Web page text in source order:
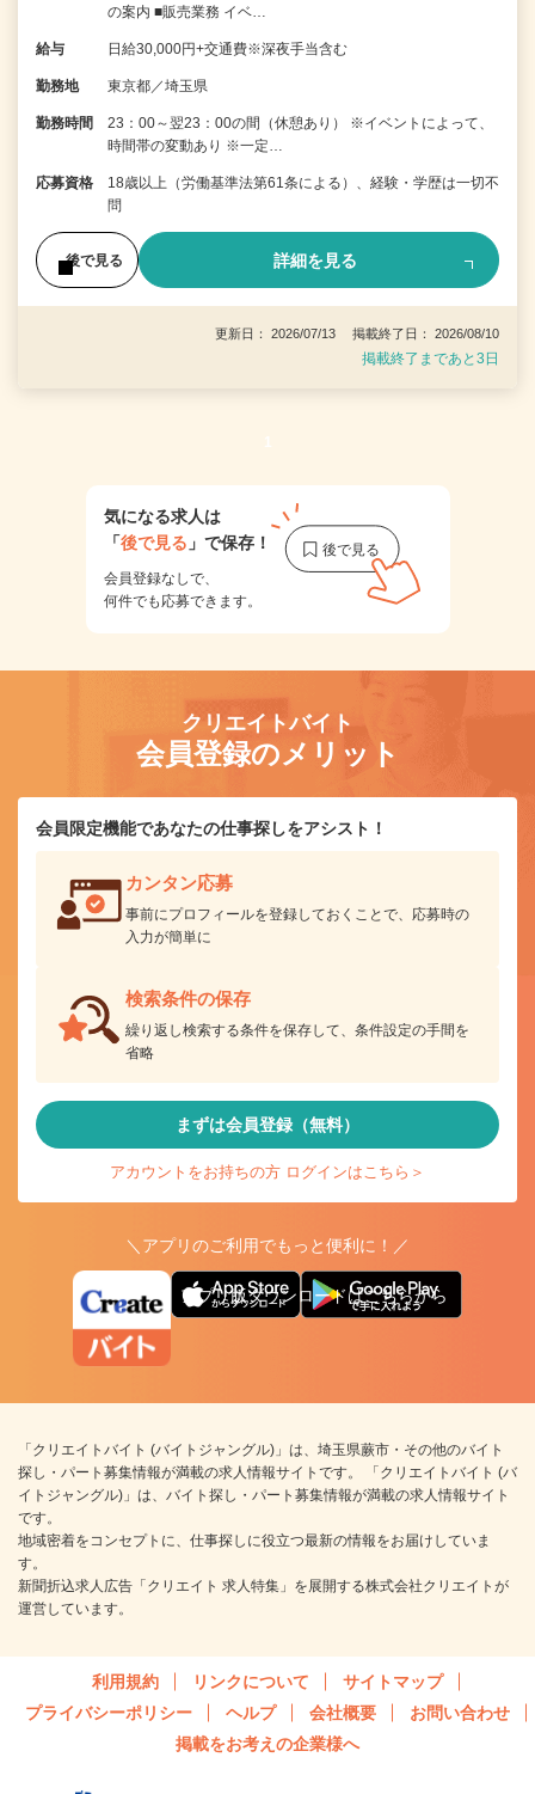
の案内 ■販売業務 イベ…
給与 日給30,000円+交通費※深夜手当含む
勤務地 東京都／埼玉県
勤務時間
23：00～翌23：00の間（休憩あり） ※イベントによって、
時間帯の変動あり ※一定…
応募資格
18歳以上（労働基準法第61条による）、経験・学歴は一切不
問
後で見る 詳細を見る
更新日： 2026/07/13 掲載終了日： 2026/08/10
掲載終了まであと3日
1
気になる求人は
「後で見る 」で保存！
会員登録なしで、
何件でも応募できます。
クリエイトバイト
会員登録のメリット
会員限定機能であなたの仕事探しをアシスト！
カンタン応募
事前にプロフィールを登録しておくことで、応募時の
入力が簡単に
検索条件の保存
繰り返し検索する条件を保存して、条件設定の手間を
省略
まずは会員登録（無料）
アカウントをお持ちの方 ログインはこちら＞
＼アプリのご利用でもっと便利に！／
アプリ版ダウンロードはこちらから
「クリエイトバイト (バイトジャングル)」は、埼玉県蕨市・その他のバイト
探し・パート募集情報が満載の求人情報サイトです。 「クリエイトバイト (バ
イトジャングル)」は、バイト探し・パート募集情報が満載の求人情報サイト
です。
地域密着をコンセプトに、仕事探しに役立つ最新の情報をお届けしていま
す。
新聞折込求人広告「クリエイト 求人特集」を展開する株式会社クリエイトが
運営しています。
利用規約 リンクについて
サイトマップ
プライバシーポリシー
ヘルプ 会社概要
お問い合わせ
掲載をお考えの企業様へ